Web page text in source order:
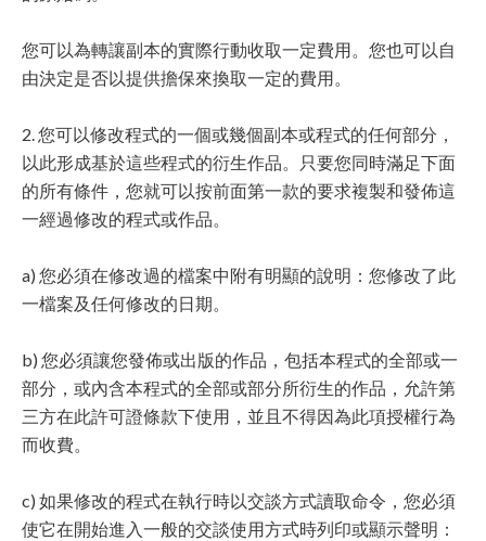
您可以為轉讓副本的實際行動收取一定費用。您也可以自
由決定是否以提供擔保來換取一定的費用。
2. 您可以修改程式的一個或幾個副本或程式的任何部分，
以此形成基於這些程式的衍生作品。只要您同時滿足下面
的所有條件，您就可以按前面第一款的要求複製和發佈這
一經過修改的程式或作品。
a) 您必須在修改過的檔案中附有明顯的說明：您修改了此
一檔案及任何修改的日期。
b) 您必須讓您發佈或出版的作品，包括本程式的全部或一
部分，或內含本程式的全部或部分所衍生的作品，允許第
三方在此許可證條款下使用，並且不得因為此項授權行為
而收費。
c) 如果修改的程式在執行時以交談方式讀取命令，您必須
使它在開始進入一般的交談使用方式時列印或顯示聲明：